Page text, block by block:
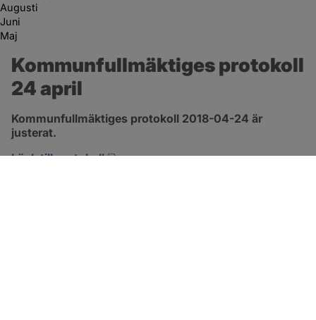
Augusti
Juni
Maj
Kommunfullmäktiges protokoll
24 april
Kommunfullmäktiges protokoll 2018-04-24 är
justerat.
Länk till protokoll
pdf, 2.9 MB, öppnas i nytt fönster.